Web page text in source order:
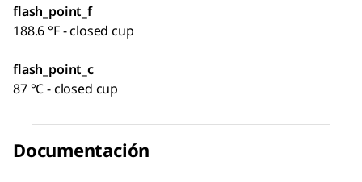
flash_point_f
188.6 °F - closed cup
flash_point_c
87 °C - closed cup
Documentación